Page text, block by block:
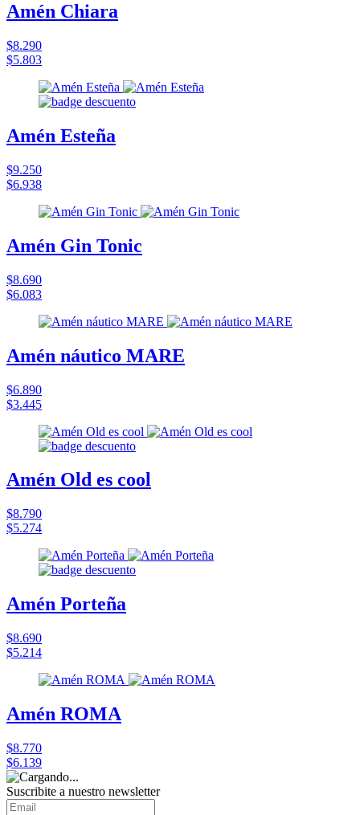
Amén Chiara
$8.290
$5.803
Amén Esteña
$9.250
$6.938
Amén Gin Tonic
$8.690
$6.083
Amén náutico MARE
$6.890
$3.445
Amén Old es cool
$8.790
$5.274
Amén Porteña
$8.690
$5.214
Amén ROMA
$8.770
$6.139
Suscribite a nuestro newsletter